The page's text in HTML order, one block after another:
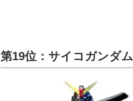
ちょっと気になるネットの話題
第19位：サイコガンダム